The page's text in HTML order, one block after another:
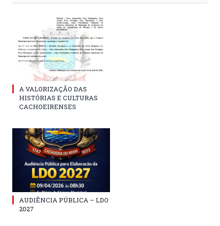
A VALORIZAÇÃO DAS
HISTÓRIAS E CULTURAS
CACHOEIRENSES
AUDIÊNCIA PÚBLICA – LDO
2027